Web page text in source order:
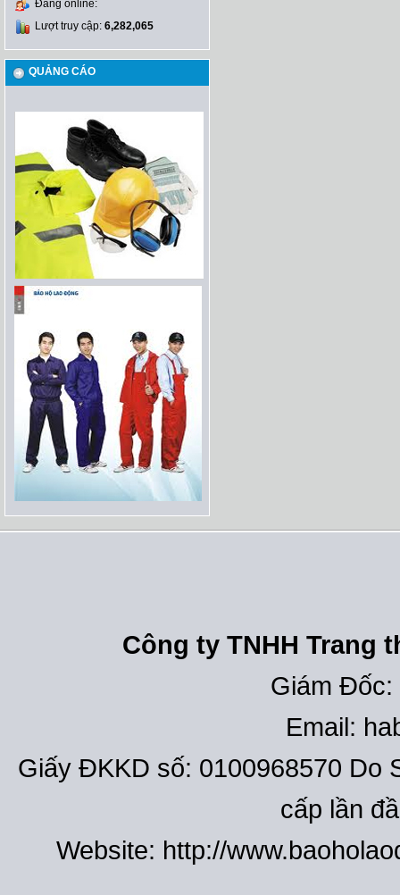
Đang online:
Lượt truy cập: 6,282,065
QUẢNG CÁO
Công ty TNHH Trang
Giám Đốc:
Email:
Giấy ĐKKD số: 0100968570 Do
cấp lần
Website: http://